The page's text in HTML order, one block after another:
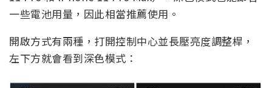
一些電池用量，因此相當推薦使用。
開啟方式有兩種，打開控制中心並長壓亮度調整桿，
左下方就會看到深色模式：